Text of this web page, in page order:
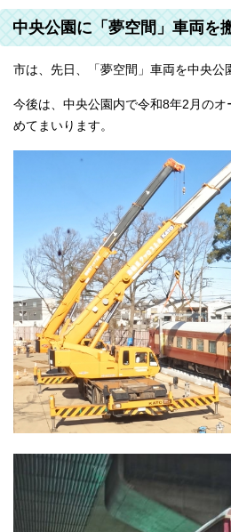
中央公園に「夢空間」車両を
市は、先日、「夢空間」車両を中央公
今後は、中央公園内で令和8年2月の
めてまいります。